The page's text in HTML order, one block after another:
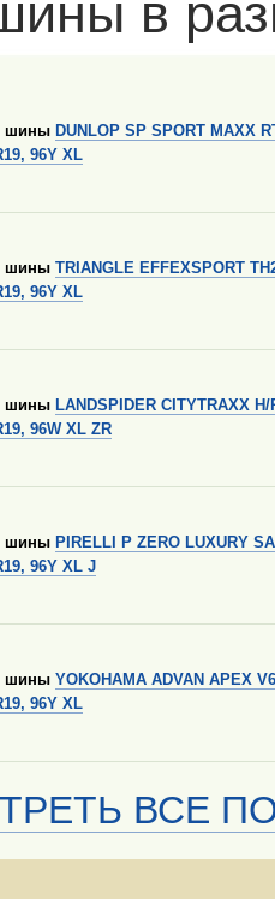
в
шины DUNLOP SP SPORT MAXX
96Y XL
шины TRIANGLE EFFEXSPORT
96Y XL
шины LANDSPIDER CITYTRAXX H/
96W XL ZR
шины PIRELLI P ZERO LUXURY
96Y XL J
шины YOKOHAMA ADVAN APEX
96Y XL
ВСЕ